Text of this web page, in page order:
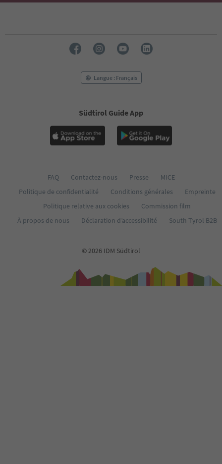
Langue : Français
Südtirol Guide App
FAQ Contactez-nous Presse
MICE
Politique de confidentialité
Conditions générales
Empreinte
Politique relative aux cookies
Commission film
À propos de nous
Déclaration d’accessibilité South Tyrol B2B
© 2026 IDM Südtirol